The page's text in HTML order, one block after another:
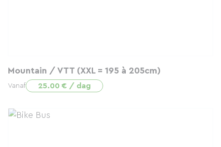
Mountain / VTT (XXL = 195 à 205cm)
Vanaf 25.00 € / dag